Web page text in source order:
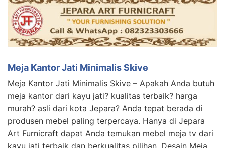
Meja Kantor Jati Minimalis Skive
Meja Kantor Jati Minimalis Skive – Apakah Anda butuh
meja kantor dari kayu jati? kualitas terbaik? harga
murah? asli dari kota Jepara? Anda tepat berada di
produsen mebel paling terpercaya. Hanya di Jepara
Art Furnicraft dapat Anda temukan mebel meja tv dari